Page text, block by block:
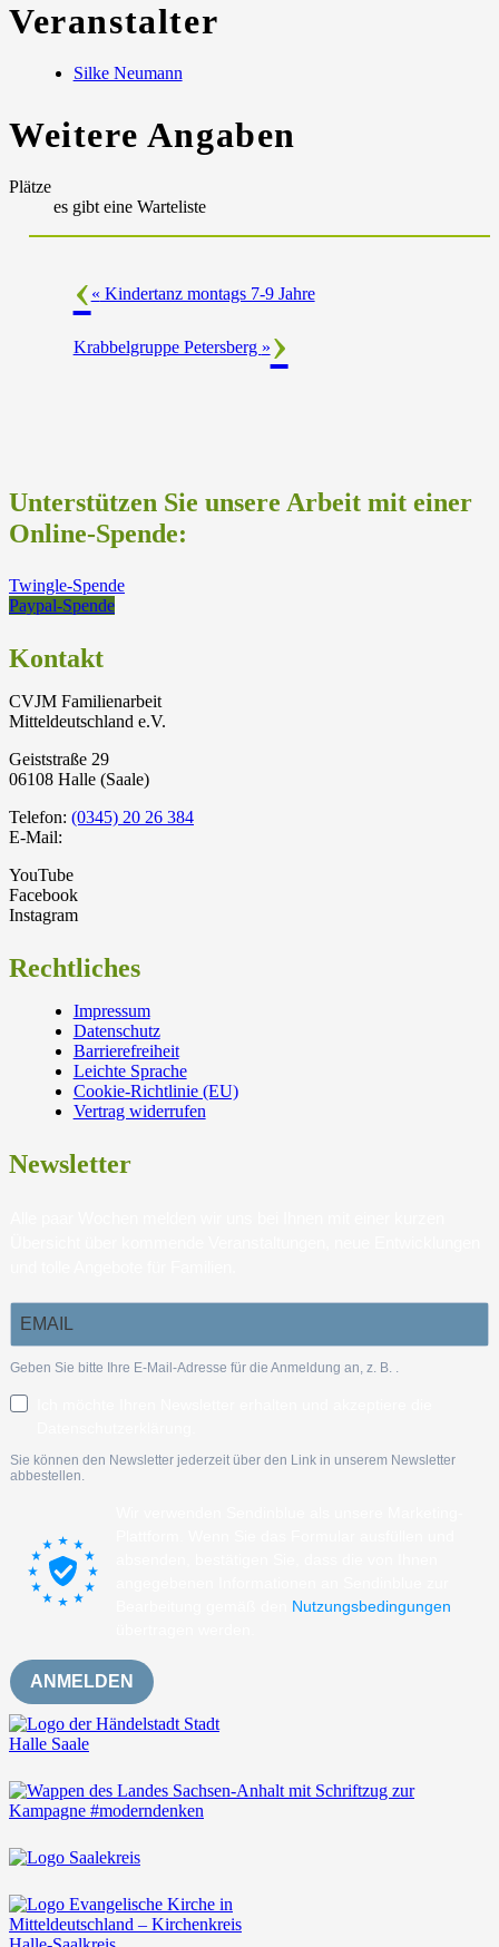
Veranstalter
Silke Neumann
Weitere Angaben
Plätze
es gibt eine Warteliste
« Kindertanz montags 7-9 Jahre
Krabbelgruppe Petersberg »
Unterstützen Sie unsere Arbeit mit einer
Online-Spende:
Twingle-Spende
Paypal-Spende
Kontakt
CVJM Familienarbeit
Mitteldeutschland e.V.
Geiststraße 29
06108 Halle (Saale)
Telefon: (0345) 20 26 384
E-Mail:
YouTube
Facebook
Instagram
Rechtliches
Impressum
Datenschutz
Barrierefreiheit
Leichte Sprache
Cookie-Richtlinie (EU)
Vertrag widerrufen
Newsletter
Geben Sie bitte Ihre E-Mail-Adresse für die Anmeldung an, z. B.
Sie können den Newsletter jederzeit über den Link in unserem Newsletter
abbestellen.
Nutzungsbedingungen
ANMELDEN